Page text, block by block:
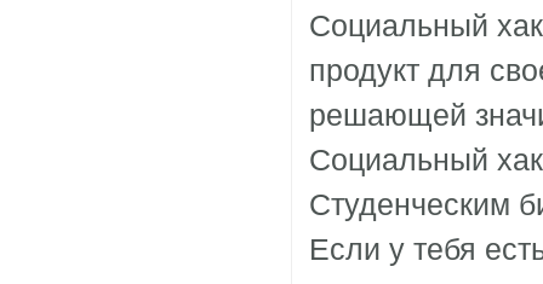
Социальный
продукт для
решающей
Социальный
Студенческим
Если у тебя